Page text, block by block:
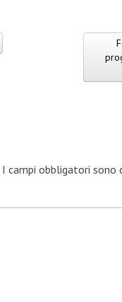
I campi obbligatori sono